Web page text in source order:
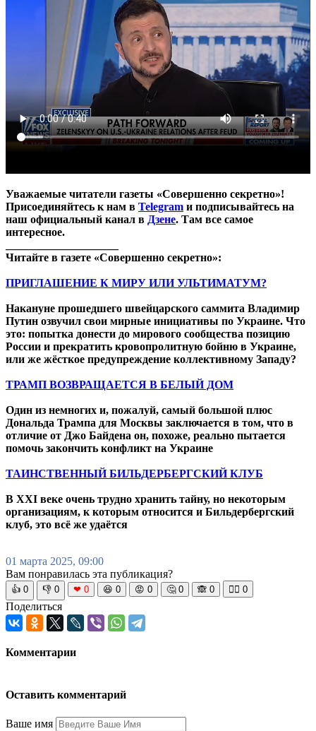
Уважаемые читатели газеты «Совершенно секретно»!
Присоединяйтесь к нам в Telegram и подписывайтесь на
наш официальный канал в Дзене. Там все самое
интересное.
Читайте в газете «Совершенно секретно»:
ПРИГЛАШЕНИЕ К МИРУ ИЛИ УЛЬТИМАТУМ?
Накануне прошедшего швейцарского саммита Владимир
Путин озвучил свои мирные инициативы по Украине. Что
это: попытка донести до мирового сообщества позицию
России и прекратить кровопролитную бойню в Украине,
или же жёсткое предупреждение коллективному Западу?
ТРАМП ВОЗВРАЩАЕТСЯ В БЕЛЫЙ ДОМ
Один из немногих и, пожалуй, самый большой плюс
Дональда Трампа для Москвы заключается в том, что в
отличие от Джо Байдена он, похоже, реально пытается
помочь закончить конфликт на Украине
ТАИНСТВЕННЫЙ БИЛЬДЕРБЕРГСКИЙ КЛУБ
В XXI веке очень трудно хранить тайну, но некоторым
организациям, к которым относится и Бильдербергский
клуб, это всё же удаётся
01 марта 2025, 09:00
Вам понравилась эта публикация?
👍 0 👎 0 ❤ 0 😆 0 😡 0 🤔 0 🙈 0 🧘‍♀️ 0
Поделиться
Комментарии
Оставить комментарий
Ваше имя